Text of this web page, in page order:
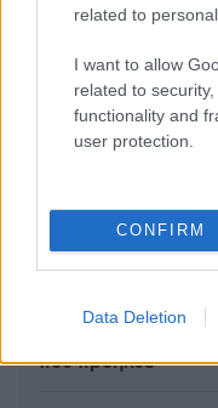
related to
I want to allow
related to
functionality and
user protection.
CONFIRM
Data Deletion
«Μου χρωστάς
πού προήλθε